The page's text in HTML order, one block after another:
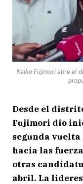
Keiko Fujimori abre el
Desde el
Fujimori dio
segunda vuelta
hacia las
otras
abril. La